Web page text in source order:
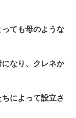
母のような
、クレネか
って設立さ